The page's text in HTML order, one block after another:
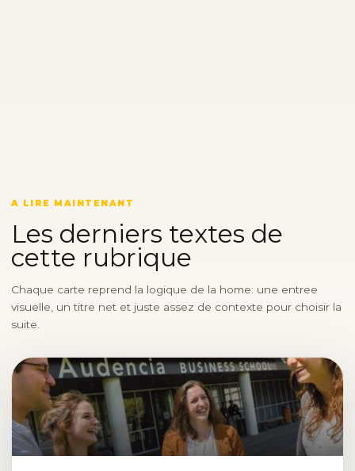
A LIRE MAINTENANT
Les derniers textes de
cette rubrique
Chaque carte reprend la logique de la home: une entree
visuelle, un titre net et juste assez de contexte pour choisir la
suite.